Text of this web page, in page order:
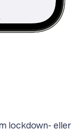
lockdown- eller